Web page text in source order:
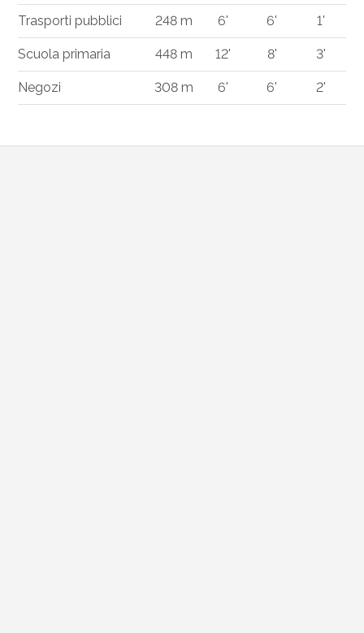
Trasporti pubblici 248 m 6' 6' 1'
Scuola primaria 448 m 12' 8' 3'
Negozi 308 m 6' 6' 2'